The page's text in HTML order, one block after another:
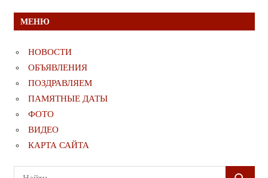
МЕНЮ
НОВОСТИ
ОБЪЯВЛЕНИЯ
ПОЗДРАВЛЯЕМ
ПАМЯТНЫЕ ДАТЫ
ФОТО
ВИДЕО
КАРТА САЙТА
Поиск